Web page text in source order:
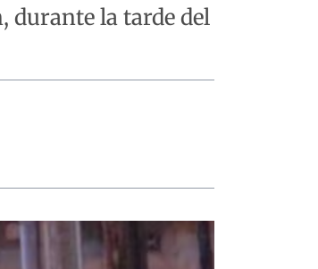
durante la tarde del